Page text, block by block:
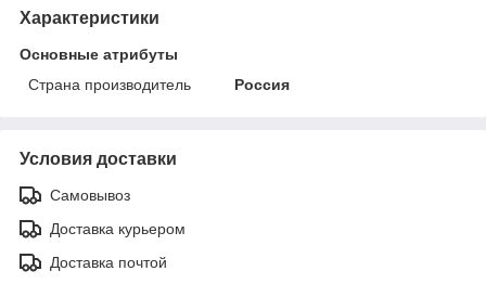
Характеристики
Основные атрибуты
Страна производитель
Россия
Условия доставки
Самовывоз
Доставка курьером
Доставка почтой